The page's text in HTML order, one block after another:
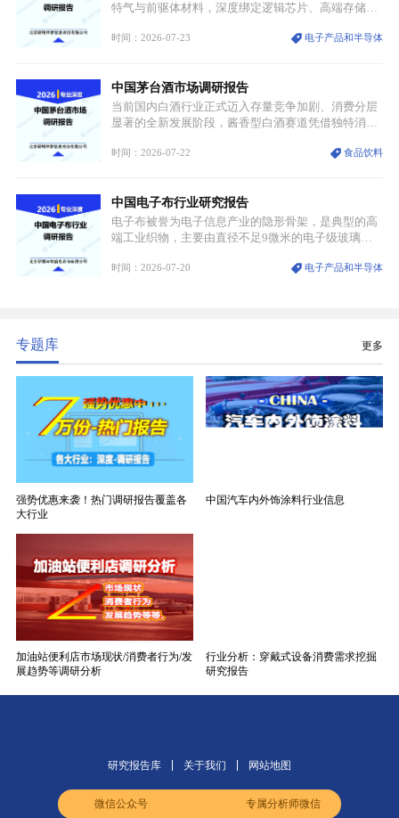
特气与前驱体材料，深度绑定逻辑芯片、高端存储芯
沉积（CVD）、原子层沉积（ALD）工艺专用前驱体
密制造流程。
时间：2026-07-23 电子产品和半导体
中国茅台酒市场调研报告
当前国内白酒行业正式迈入存量竞争加剧、消费分层
显著的全新发展阶段，酱香型白酒赛道凭借独特消费
道。贵州茅台凭借独一无二的核心产区壁垒、刚性产
业。
时间：2026-07-22 食品饮料
中国电子布行业研究报告
电子布被誉为电子信息产业的隐形骨架，是典型的高
端工业织物，主要由直径不足9微米的电子级玻璃纤
生产制造过程中不可或缺的核心基材。电子布具备高
时间：2026-07-20 电子产品和半导体
专题库 更多
强势优惠来袭！热门调研报告覆盖各
大行业
中国汽车内外饰涂料行业信息
加油站便利店市场现状/消费者行为/发
展趋势等调研分析
行业分析：穿戴式设备消费需求挖掘
研究报告
研究报告库 关于我们 网站地图
微信公众号 专属分析师微信